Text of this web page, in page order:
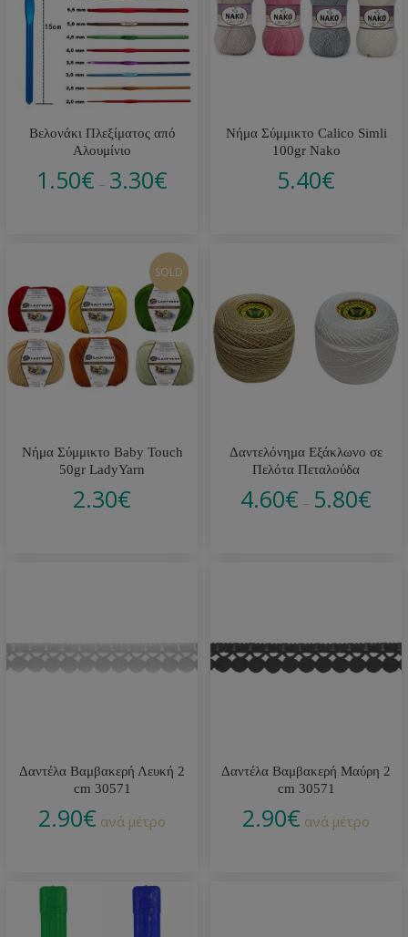
Βελονάκι Πλεξίματος από
Αλουμίνιο
1.50€ – 3.30€
Νήμα Σύμμικτο Calico Simli
100gr Nako
5.40€
SOLD
Νήμα Σύμμικτο Baby Touch
50gr LadyYarn
2.30€
Δαντελόνημα Εξάκλωνο σε
Πελότα Πεταλούδα
4.60€ – 5.80€
Δαντέλα Βαμβακερή Λευκή 2
cm 30571
2.90€ ανά μέτρο
Δαντέλα Βαμβακερή Μαύρη 2
cm 30571
2.90€ ανά μέτρο